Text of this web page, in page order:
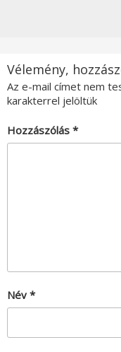
Vélemény,
Az e-mail címet nem
karakterrel jelöltük
Hozzászólás *
Név *